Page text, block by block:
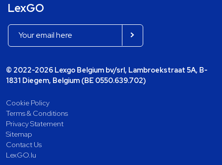
LexGO
© 2022-2026 Lexgo Belgium bv/srl, Lambroekstraat 5A, B-
1831 Diegem, Belgium (BE 0550.639.702)
Cookie Policy
Terms & Conditions
Privacy Statement
Sitemap
Contact Us
LexGO.lu